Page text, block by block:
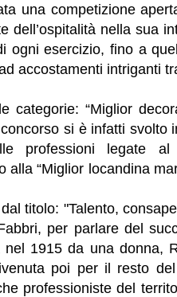
una competizione
dell’ospitalità nella sua
ogni esercizio, fino a
accostamenti intriganti
“Miglior
concorso si è infatti svolto
professioni legate al
alla “Miglior locandina
titolo: "Talento,
per parlare del
1915 da una donna,
poi per il resto
professioniste del